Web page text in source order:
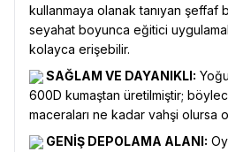
kullanmaya olanak tanıyan şeffaf
seyahat boyunca eğitici
kolayca erişebilir.
SAĞLAM VE DAYANIKLI:
600D kumaştan üretilmiştir;
maceraları ne kadar vahşi olursa
GENİŞ DEPOLAMA ALANI: